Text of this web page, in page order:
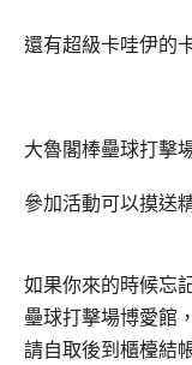
還有超級卡哇伊的
大魯閣棒壘球打擊
參加活動可以摸送
如果你來的時候忘
壘球打擊場博愛館
請自取後到櫃檯結